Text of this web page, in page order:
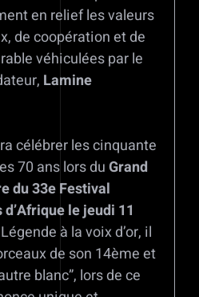
en relief les valeurs
de coopération et de
véhiculées par le
Lamine
célébrer les cinquante
70 ans lors duGrand
du 33e Festival
le jeudi 11
à la voix d’or, il
de son 14ème et
blanc”, lors de ce